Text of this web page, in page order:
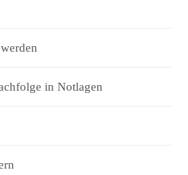
in Notlagen